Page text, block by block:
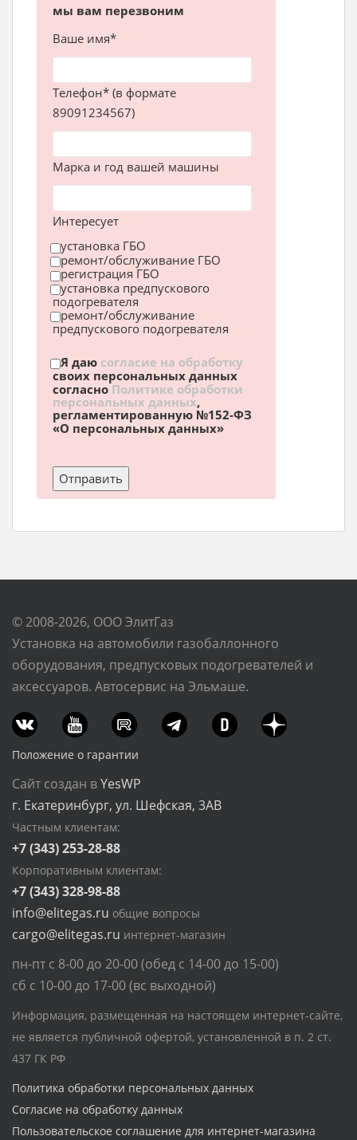
мы вам перезвоним
Ваше имя*
Телефон* (в формате
89091234567)
Марка и год вашей машины
Интересует
установка ГБО
ремонт/обслуживание ГБО
регистрация ГБО
установка предпускового
подогревателя
ремонт/обслуживание
предпускового подогревателя
Я даю согласие на обработку
своих персональных данных
согласноПолитике обработки
персональных данных,
регламентированную №152-ФЗ
«О персональных данных»
© 2008-2026, ООО ЭлитГаз
Установка на автомобили газобаллонного
оборудования, предпусковых подогревателей и
аксессуаров. Автосервис на Эльмаше.
Положение о гарантии
Сайт создан вYesWP
г. Екатеринбург, ул. Шефская, 3АВ
Частным клиентам:
+7 (343) 253-28-88
Корпоративным клиентам:
+7 (343) 328-98-88
info@elitegas.ru общие вопросы
cargo@elitegas.ru интернет-магазин
пн-пт с 8-00 до 20-00 (обед с 14-00 до 15-00)
сб с 10-00 до 17-00 (вс выходной)
Информация, размещенная на настоящем интернет-сайте,
не является публичной офертой, установленной в п. 2 ст.
437 ГК РФ
Политика обработки персональных данных
Согласие на обработку данных
Пользовательское соглашение для интернет-магазина